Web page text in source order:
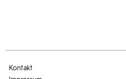
Kontakt